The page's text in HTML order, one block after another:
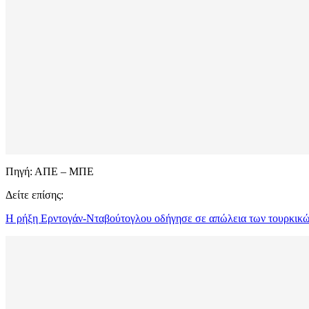
Πηγή: ΑΠΕ – ΜΠΕ
Δείτε επίσης:
Η ρήξη Ερντογάν-Νταβούτογλου οδήγησε σε απώλεια των